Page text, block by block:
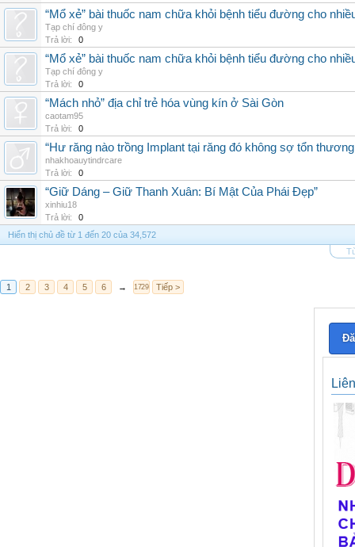
“Mổ xẻ” bài thuốc nam chữa khỏi bệnh tiểu đường cho
Tạp chí đông y
Trả lời:
0
“Mổ xẻ” bài thuốc nam chữa khỏi bệnh tiểu đường cho
Tạp chí đông y
Trả lời:
0
“Mách nhỏ” địa chỉ trẻ hóa vùng kín ở Sài Gòn
caotam95
Trả lời:
0
“Hư răng nào trồng Implant tại răng đó không sợ tổn
nhakhoauytindrcare
Trả lời:
0
“Giữ Dáng – Giữ Thanh Xuân: Bí Mật Của Phái Đẹp”
xinhiu18
Trả lời:
0
Hiển thị chủ đề từ 1 đến 20 của 34,572
1 2 3 4 5 6 → 1729 Tiếp >